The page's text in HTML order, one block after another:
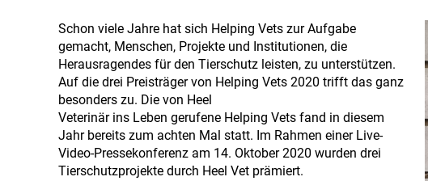
Schon viele Jahre hat sich Helping Vets zur Aufgabe
gemacht, Menschen, Projekte und Institutionen, die
Herausragendes für den Tierschutz leisten, zu unterstützen.
Auf die drei Preisträger von Helping Vets 2020 trifft das ganz
besonders zu. Die von Heel
Veterinär ins Leben gerufene Helping Vets fand in diesem
Jahr bereits zum achten Mal statt. Im Rahmen einer Live-
Video-Pressekonferenz am 14. Oktober 2020 wurden drei
Tierschutzprojekte durch Heel Vet prämiert.